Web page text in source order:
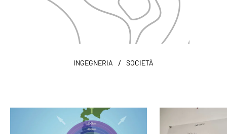
INGEGNERIA / SOCIETÀ